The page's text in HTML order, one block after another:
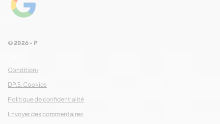
Conditions Générales de Ventes
DP.5. Cookies
Politique de confidentialité
Envoyer des commentaires
© 2026 - Pour Les Gourmets